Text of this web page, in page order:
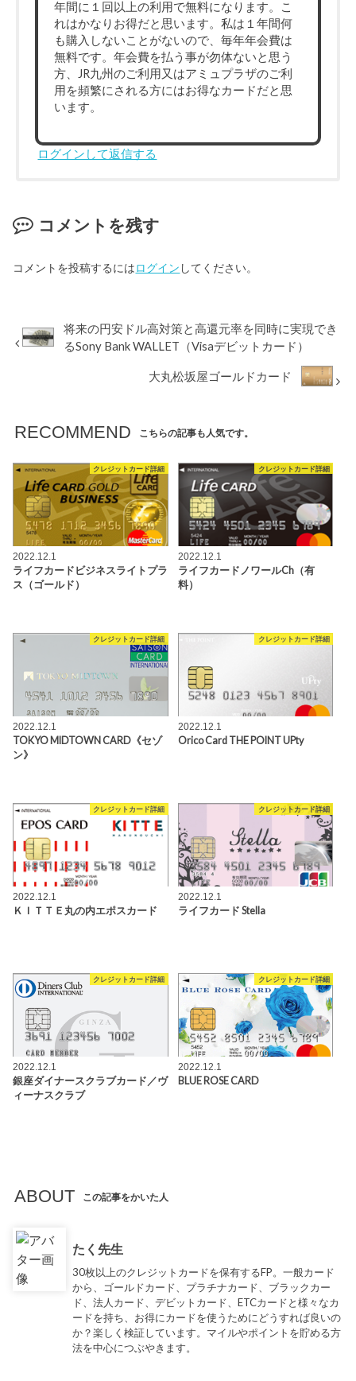
年間に１回以上の利用で無料になります。こ
れはかなりお得だと思います。私は１年間何
も購入しないことがないので、毎年年会費は
無料です。年会費を払う事が勿体ないと思う
方、JR九州のご利用又はアミュプラザのご利
用を頻繁にされる方にはお得なカードだと思
います。
ログインして返信する
コメントを残す
コメントを投稿するにはログイン してください。
将来の円安ドル高対策と高還元率を同時に実現でき
るSony Bank WALLET（Visaデビットカード）
大丸松坂屋ゴールドカード
RECOMMEND こちらの記事も人気です。
クレジットカード詳細
2022.12.1
ライフカードビジネスライトプラ
ス（ゴールド）
クレジットカード詳細
2022.12.1
ライフカードノワールCh（有
料）
クレジットカード詳細
2022.12.1
TOKYO MIDTOWN CARD《セゾ
ン》
クレジットカード詳細
2022.12.1
Orico Card THE POINT UPty
クレジットカード詳細
2022.12.1
ＫＩＴＴＥ丸の内エポスカード
クレジットカード詳細
2022.12.1
ライフカード Stella
クレジットカード詳細
2022.12.1
銀座ダイナースクラブカード／ヴ
ィーナスクラブ
クレジットカード詳細
2022.12.1
BLUE ROSE CARD
ABOUT この記事をかいた人
たく先生
30枚以上のクレジットカードを保有するFP。一般カード
から、ゴールドカード、プラチナカード、ブラックカー
ド、法人カード、デビットカード、ETCカードと様々なカ
ードを持ち、お得にカードを使うためにどうすれば良いの
か？楽しく検証しています。マイルやポイントを貯める方
法を中心につぶやきます。